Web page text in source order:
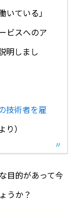
いている」
ビスへのア
明しまし
技術者を雇
り）
目的があって今
うか？